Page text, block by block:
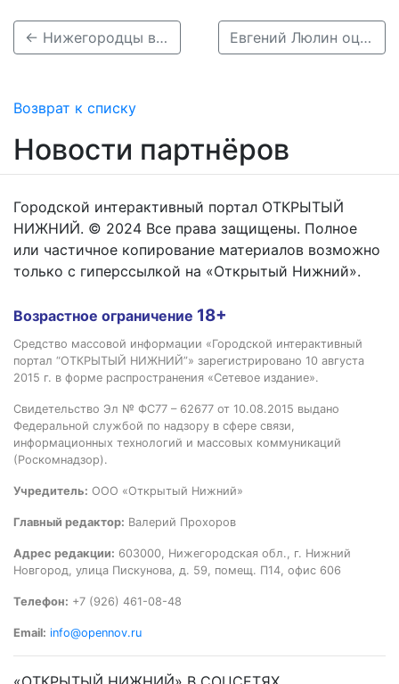
← Нижегородцы выбирают мессенджеры вместо звонков Евгений Люлин оценил итоги реставрации храмов в Нижегородской области →
Возврат к списку
Новости партнёров
Городской интерактивный портал ОТКРЫТЫЙ
НИЖНИЙ. © 2024 Все права защищены. Полное
или частичное копирование материалов возможно
только с гиперссылкой на «Открытый Нижний».
Возрастное ограничение 18+
Средство массовой информации «Городской интерактивный
портал “ОТКРЫТЫЙ НИЖНИЙ”» зарегистрировано 10 августа
2015 г. в форме распространения «Сетевое издание».
Свидетельство Эл № ФС77 – 62677 от 10.08.2015 выдано
Федеральной службой по надзору в сфере связи,
информационных технологий и массовых коммуникаций
(Роскомнадзор).
Учредитель: ООО «Открытый Нижний»
Главный редактор: Валерий Прохоров
Адрес редакции: 603000, Нижегородская обл., г. Нижний
Новгород, улица Пискунова, д. 59, помещ. П14, офис 606
Телефон: +7 (926) 461-08-48
Email: info@opennov.ru